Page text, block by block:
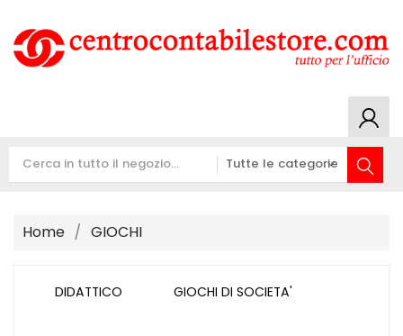
Home GIOCHI
DIDATTICO GIOCHI DI SOCIETA'